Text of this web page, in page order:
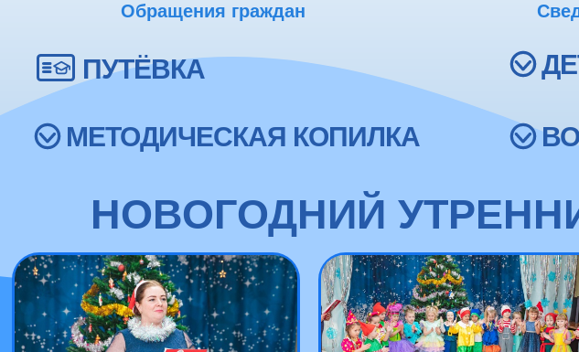
Обращения граждан
ПУТЁВКА
МЕТОДИЧЕСКАЯ КОПИЛКА
НОВОГОДНИЙ